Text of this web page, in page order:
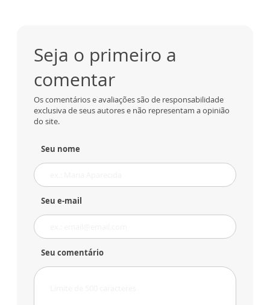
Seja o primeiro a
comentar
Os comentários e avaliações são de responsabilidade
exclusiva de seus autores e não representam a opinião
do site.
Seu nome
Seu e-mail
Seu comentário